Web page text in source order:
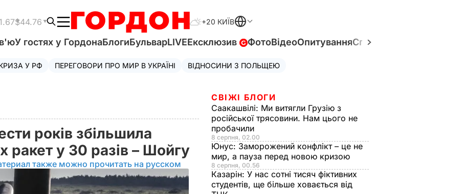
$44.76 +20 КИЇВ
У гостях у ГордонаБлогиБульварLIVEЕксклюзив ФотоВідеоОпитуванняСпецпроєкти
У РФ ПЕРЕГОВОРИ ПРО МИР В УКРАЇНІ ВІДНОСИНИ З ПОЛЬЩЕЮ
років збільшила
ракет у 30 разів – Шойгу
также можно прочитать на русском
СВІЖІ БЛОГИ
Саакашвілі: Ми витягли Грузію з
російської трясовини. Нам цього не
пробачили
8 серпня, 02.00
Юнус: Заморожений конфлікт – це не
мир, а пауза перед новою кризою
8 серпня, 00.56
Казарін: У нас сотні тисяч фіктивних
студентів, ще більше ховається від